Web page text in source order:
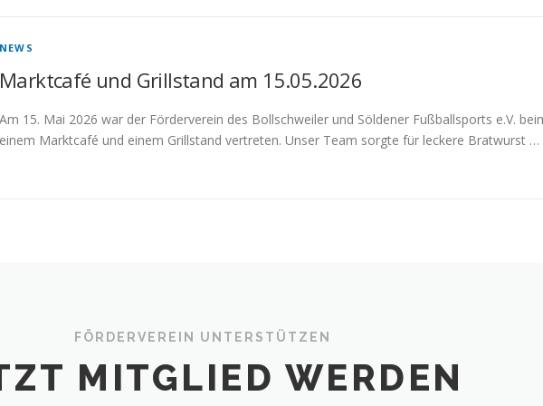
NEWS
Marktcafé und Grillstand am 15.05.2026
Am 15. Mai 2026 war der Förderverein des Bollschweiler und Söldener Fußballsports e.V.
einem Marktcafé und einem Grillstand vertreten. Unser Team sorgte für leckere Bratwurst …
FÖRDERVEREIN UNTERSTÜTZEN
MITGLIED WERDEN